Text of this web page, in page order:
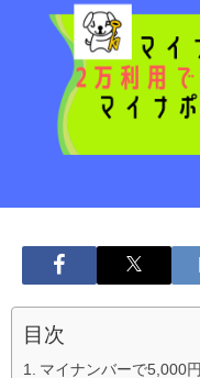
目次
マイナンバーで5,000